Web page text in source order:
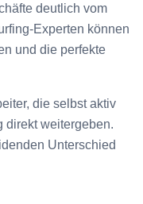
deutlich vom
Experten können
und die perfekte
die selbst aktiv
direkt weitergeben.
Unterschied